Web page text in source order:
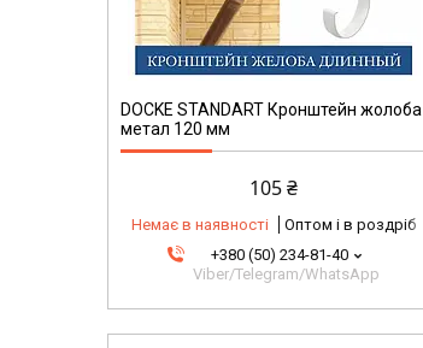
DOCKE STANDART Кронштейн жолоба
метал 120 мм
105 ₴
Немає в наявності
Оптом і в роздріб
+380 (50) 234-81-40
Viber/Telegram/WhatsApp